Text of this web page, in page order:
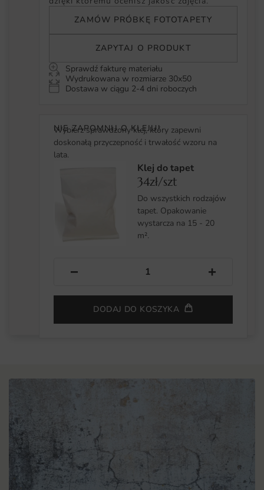
ZAMÓW PRÓBKĘ FOTOTAPETY
ZAPYTAJ O PRODUKT
Sprawdź fakturę materiału
Wydrukowana w rozmiarze 30x50
Dostawa w ciągu 2-4 dni roboczych
NIE ZAPOMNIJ O KLEJU!
Wybierz sprawdzony klej, który zapewni
doskonałą przyczepność i trwałość wzoru na
lata.
Klej do tapet
34zł/szt
Do wszystkich rodzajów
tapet. Opakowanie
wystarcza na 15 - 20
m².
− +
DODAJ DO KOSZYKA